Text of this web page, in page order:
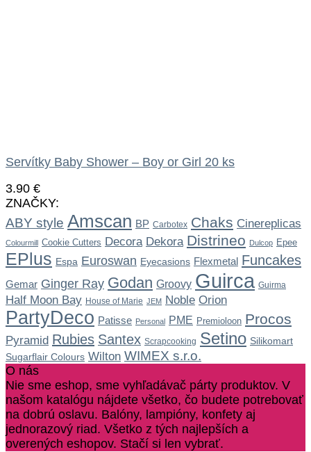
Servítky Baby Shower – Boy or Girl 20 ks
3.90 €
ZNAČKY:
ABY style Amscan BP Carbotex Chaks Cinereplicas
Colourmill Cookie Cutters Decora Dekora Distrineo Dulcop Epee
EPlus Espa Euroswan Eyecasions Flexmetal Funcakes
Gemar Ginger Ray Godan Groovy Guirca Guirma
Half Moon Bay House of Marie JEM Noble Orion
PartyDeco Patisse Personal PME Premioloon Procos
Pyramid Rubies Santex Scrapcooking Setino Silikomart
Sugarflair Colours Wilton WIMEX s.r.o.
O nás
Nie sme eshop, sme vyhľadávač párty produktov. V
našom katalógu nájdete všetko, čo budete potrebovať
na dobrú oslavu. Balóny, lampióny, konfety aj
jednorazový riad. Všetko z tých najlepších a
overených eshopov. Stačí si len vybrať.